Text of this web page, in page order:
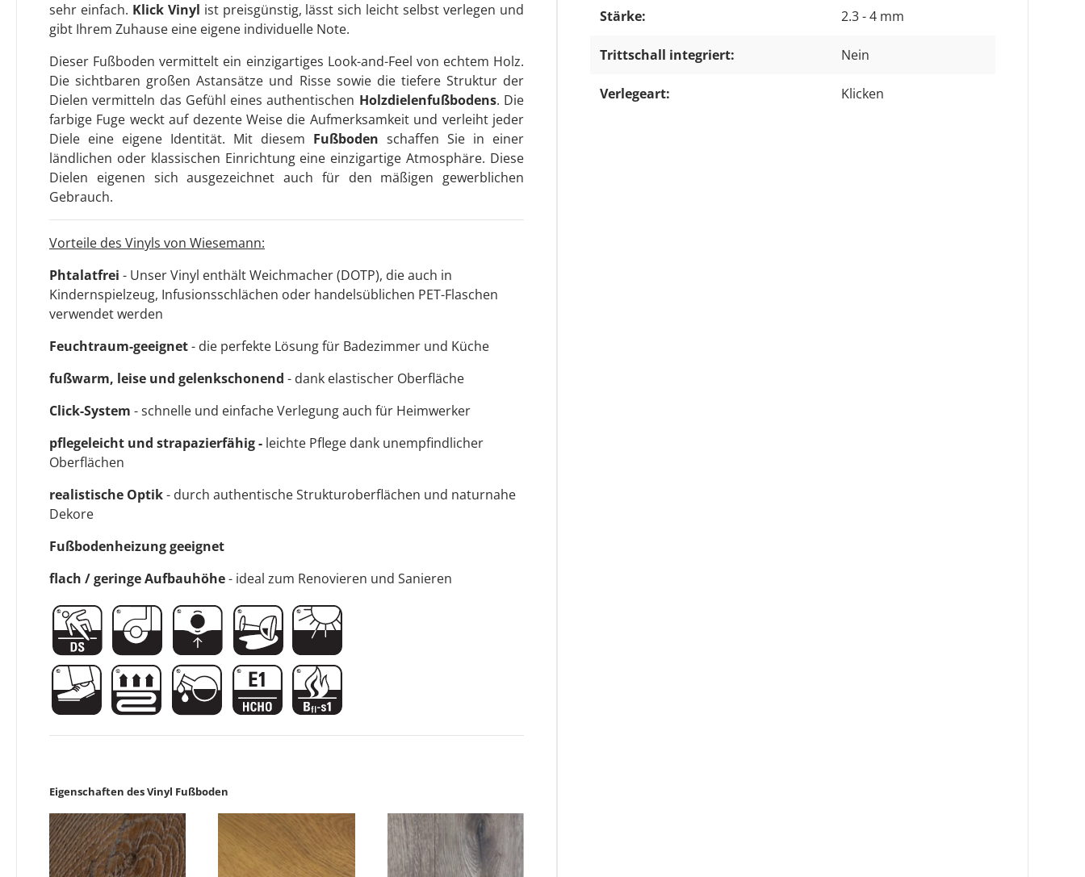
sehr einfach. Klick Vinyl ist preisgünstig, lässt sich leicht selbst verlegen und
gibt Ihrem Zuhause eine eigene individuelle Note.
Dieser Fußboden vermittelt ein einzigartiges Look-and-Feel von echtem Holz.
Die sichtbaren großen Astansätze und Risse sowie die tiefere Struktur der
Dielen vermitteln das Gefühl eines authentischen Holzdielenfußbodens. Die
farbige Fuge weckt auf dezente Weise die Aufmerksamkeit und verleiht jeder
Diele eine eigene Identität. Mit diesem Fußboden schaffen Sie in einer
ländlichen oder klassischen Einrichtung eine einzigartige Atmosphäre. Diese
Dielen eigenen sich ausgezeichnet auch für den mäßigen gewerblichen
Gebrauch.
Vorteile des Vinyls von Wiesemann:
Phtalatfrei - Unser Vinyl enthält Weichmacher (DOTP), die auch in
Kindernspielzeug, Infusionsschlächen oder handelsüblichen PET-Flaschen
verwendet werden
Feuchtraum-geeignet- die perfekte Lösung für Badezimmer und Küche
fußwarm, leise und gelenkschonend - dank elastischer Oberfläche
Click-System - schnelle und einfache Verlegung auch für Heimwerker
pflegeleicht und strapazierfähig - leichte Pflege dank unempfindlicher
Oberflächen
realistische Optik- durch authentische Strukturoberflächen und naturnahe
Dekore
Fußbodenheizung geeignet
flach / geringe Aufbauhöhe- ideal zum Renovieren und Sanieren
Eigenschaften des Vinyl Fußboden
Stärke: 2.3 - 4 mm
Trittschall integriert: Nein
Verlegeart: Klicken